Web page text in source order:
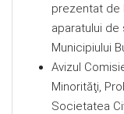
prezentat de
aparatului de
Municipiului
Avizul
Minorităţi,
Societatea